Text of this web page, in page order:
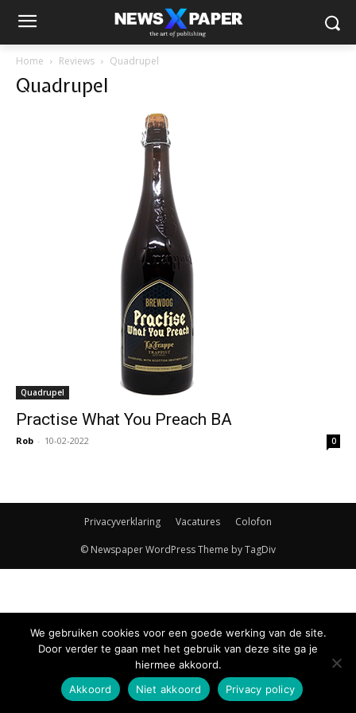
Home Reviews Quadrupel
Quadrupel
Quadrupel
Practise What You Preach BA
Rob - 10-02-2022 0
Privacyverklaring Vacatures Colofon
© Newspaper WordPress Theme by TagDiv
We gebruiken cookies voor een goede werking van de site.
Door verder te gaan met het gebruik van deze site ga je
hiermee akkoord.
Akkoord
Niet akkoord Privacy policy